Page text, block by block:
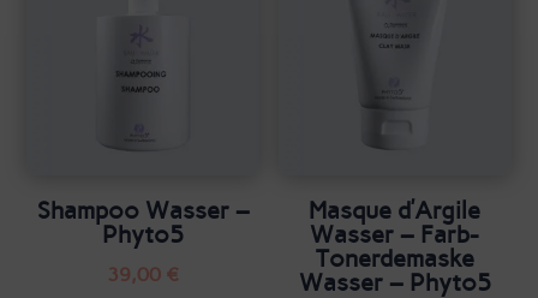
Shampoo Wasser –
Phyto5
39,00 €
Masque d’Argile
Wasser – Farb-
Tonerdemaske
Wasser – Phyto5